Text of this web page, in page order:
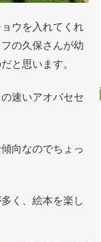
ウを入れてくれ
の久保さんが幼
と思います。
速いアオバセセ
向なのでちょっ
く、絵本を楽し